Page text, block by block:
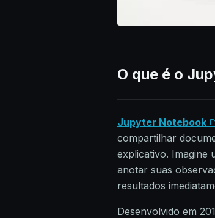
O que é o
Jupyter Notebook
compartilhar
explicativo. Imagine
anotar suas
resultados
Desenvolvido em